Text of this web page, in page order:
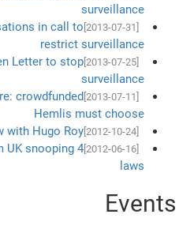
surveillance
in call to
restrict surveillance
[2013-07-25]
Letter to stop
surveillance
crowdfunded
Hemlis must choose
[2012-10-24]
with Hugo Roy
[2012-06-16]
UK snooping
laws
Events